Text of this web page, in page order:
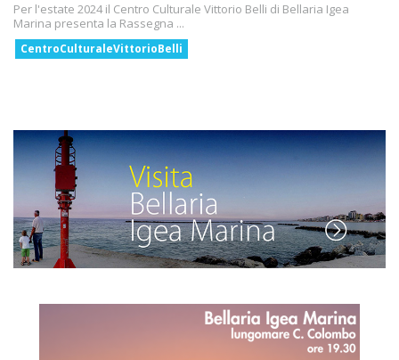
Per l'estate 2024 il Centro Culturale Vittorio Belli di Bellaria Igea
Marina presenta la Rassegna ...
CentroCulturaleVittorioBelli